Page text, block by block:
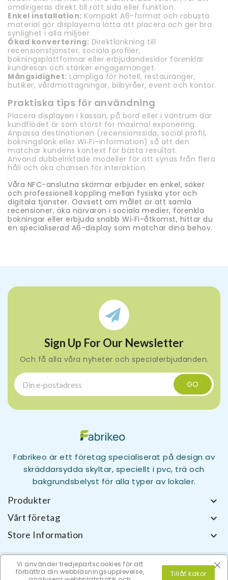
omdirigeras direkt till rätt sida eller funktion.
Enkel installation: Kompakt A6-format och robusta
material gör displayerna lätta att placera och ger bra
synlighet i alla miljöer.
Ökad konvertering: Direktlänkning till
recensionstjänster, sociala profiler,
bokningsplattformar eller erbjudandesidor förenklar
kundresan och stärker engagemanget.
Mångsidighet: Lämpliga för hotell, restauranger,
butiker, vårdmottagningar, bilbyråer, event och kontor.
Praktiska tips för användning
Placera displayen i kassan, på bord eller i väntrum där
kundflödet är som störst för maximal exponering.
Anpassa destinationen (recensionssida, social profil,
bokningslänk eller Wi‑Fi-information) så att den
matchar kundens kontext för bästa resultat.
Använd dubbelriktade modeller för att synas från flera
håll och öka chansen för interaktion.
Våra NFC-anslutna skärmar erbjuder en enkel, säker
och professionell koppling mellan fysiska ytor och
digitala tjänster. Oavsett om målet är att samla
recensioner, öka närvaron i sociala medier, förenkla
bokningar eller erbjuda snabb Wi‑Fi-åtkomst, hittar du
en specialiserad A6-display som matchar dina behov.
Sign Up For Our Newsletter
Och få alla våra nyheter och specialerbjudanden.
Fabrikeo är ett företag specialiserat på design av
skräddarsydda skyltar, speciellt i pvc, trä och
bakgrundsbelyst för alla typer av lokaler.
Produkter 
Vårt företag 
Store Information 
Vi använder tredjepartscookies för att
förbättra din webbläsningsupplevelse,
Tillåt kakor